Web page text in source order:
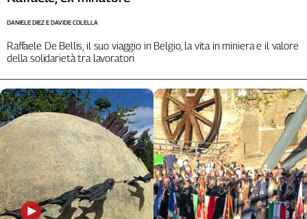
Raffaele De Bellis, il suo viaggio in Belgio, la vita in miniera e il valore
della solidarietà tra lavoratori
DANIELE DIEZ E DAVIDE COLELLA